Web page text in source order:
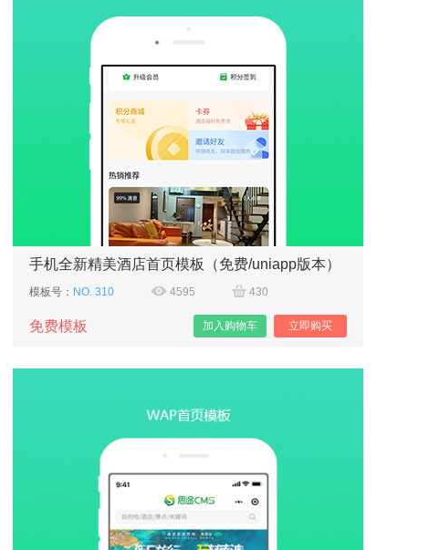
手机全新精美酒店首页模板（免费/uniapp版本）
模板号： NO. 310 4595 430
免费模板 立即购买
加入购物车